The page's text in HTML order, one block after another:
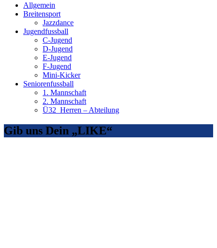
Allgemein
Breitensport
Jazzdance
Jugendfussball
C-Jugend
D-Jugend
E-Jugend
F-Jugend
Mini-Kicker
Seniorenfussball
1. Mannschaft
2. Mannschaft
Ü32_Herren – Abteilung
Gib uns Dein „LIKE“